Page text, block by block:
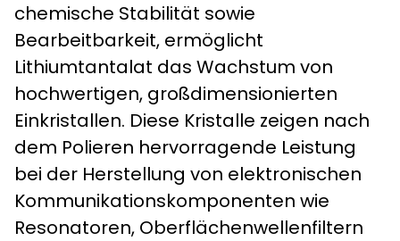
chemische Stabilität sowie
Bearbeitbarkeit, ermöglicht
Lithiumtantalat das Wachstum von
hochwertigen, großdimensionierten
Einkristallen. Diese Kristalle zeigen nach
dem Polieren hervorragende Leistung
bei der Herstellung von elektronischen
Kommunikationskomponenten wie
Resonatoren, Oberflächenwellenfiltern